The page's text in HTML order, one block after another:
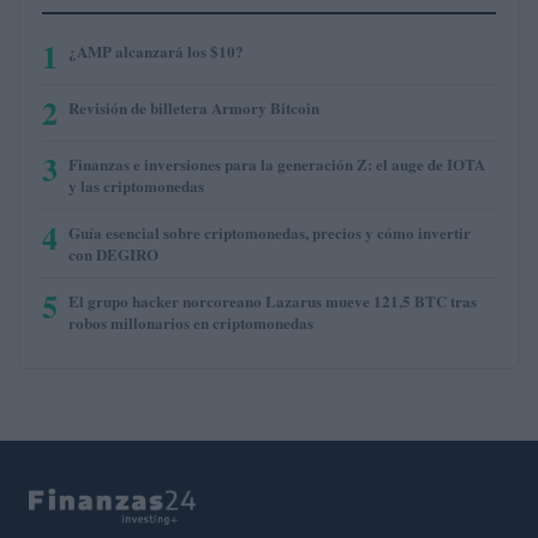
1 ¿AMP alcanzará los $10?
2 Revisión de billetera Armory Bitcoin
3 Finanzas e inversiones para la generación Z: el auge de IOTA
y las criptomonedas
4 Guía esencial sobre criptomonedas, precios y cómo invertir
con DEGIRO
5 El grupo hacker norcoreano Lazarus mueve 121,5 BTC tras
robos millonarios en criptomonedas